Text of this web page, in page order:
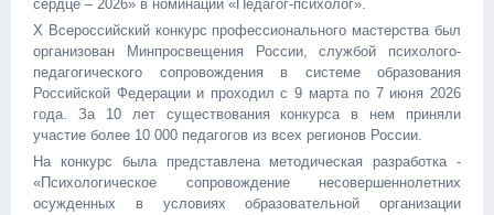
сердце – 2026» в номинации «Педагог-психолог».
X Всероссийский конкурс профессионального мастерства был
организован Минпросвещения России, службой психолого-
педагогического сопровождения в системе образования
Российской Федерации и проходил с 9 марта по 7 июня 2026
года. За 10 лет существования конкурса в нем приняли
участие более 10 000 педагогов из всех регионов России.
На конкурс была представлена методическая разработка -
«Психологическое сопровождение несовершеннолетних
осужденных в условиях образовательной организации